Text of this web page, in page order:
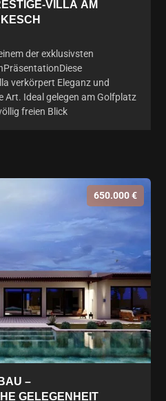
VILLA AM
der exklusivsten
verkörpert Eleganz und
Ideal gelegen am Golfplatz
freien Blick
650.000 €
–
GELEGENHEIT